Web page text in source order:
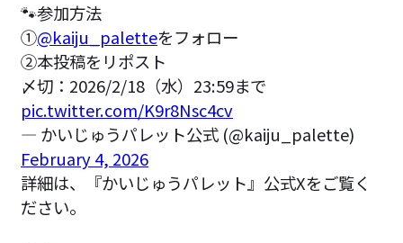
🐾参加方法
①@kaiju_paletteをフォロー
②本投稿をリポスト
〆切：2026/2/18（水）23:59まで
pic.twitter.com/K9r8Nsc4cv
— かいじゅうパレット公式 (@kaiju_palette)
February 4, 2026
詳細は、『かいじゅうパレット』公式Xをご覧く
ださい。